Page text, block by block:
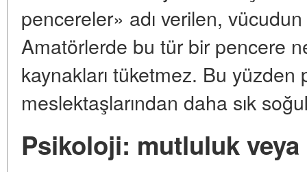
pencereler» adı verilen, vücudun
Amatörlerde bu tür bir pencere
kaynakları tüketmez. Bu yüzden
meslektaşlarından daha sık
Psikoloji: mutluluk